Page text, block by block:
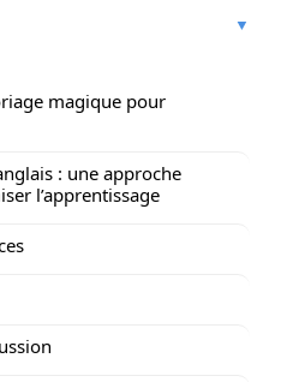
magique pour
: une approche
l’apprentissage